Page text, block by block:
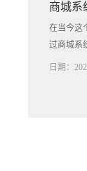
商城系
在当今这
过商城系
日期：